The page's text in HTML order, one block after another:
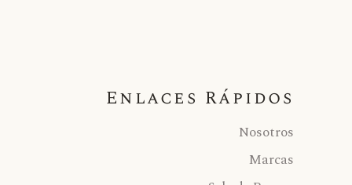
Enlaces Rápidos
Nosotros
Marcas